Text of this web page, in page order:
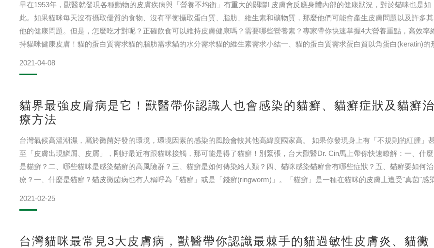
早在1953年，獸醫就發現各種動物的皮膚疾病與「營養不均衡」有重大的關聯! 皮膚會反應身體內部的健康狀況，對於貓咪也是如
此。如果貓咪每天沒有攝取優質的食物、沒有平衡攝取蛋白質、脂肪、維生素和礦物質，那麼他們可能會產生皮膚問題以及許多其
他的健康問題。但是，怎麼吃才對呢？正確飲食可以維持皮膚健康嗎？需要哪些營養素？專家帶你快速掌握4大營養重點，高效率
持貓咪健康皮膚！貓的蛋白質需求貓的脂肪需求貓的水分需求貓的維生素需求小結一、貓的蛋白質需求蛋白質以角蛋白(keratin)的
2021-04-08
貓界最強皮膚病是它！獸醫帶你認識人也會感染的貓癬、貓癬症狀及貓癬
療方法
台灣氣候高溫潮濕，屬於黴菌好發的環境，環境因素的感染的風險會較其他高緯度國家高。 如果你發現身上有「不規則的紅腫」
至「皮膚出現鱗屑、皮屑」，剛好最近有跟貓咪接觸，那可能是得了貓癬！別緊張，台大獸醫Dr. Cin馬上帶你快速瞭解：一、什麼
是貓癬？二、哪些貓咪是感染貓癬的高風險群？三、貓癬是如何傳染給人類？四、貓咪感染貓癬會有哪些症狀？五、貓癬要如何治
療？一、什麼是貓癬？貓皮黴菌病也有人稱呼為「貓癬」或是「錢癬(ringworm)」。「貓癬」是一種在貓咪的皮膚上遭受"真菌"感
2021-02-25
台灣貓咪最常見3大皮膚病，獸醫帶你認識最棘手的貓過敏性皮膚炎、貓黴